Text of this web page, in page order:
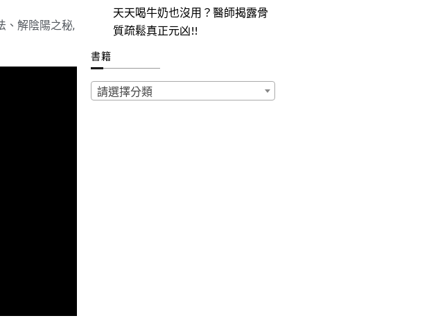
、解陰陽之秘,
天天喝牛奶也沒用？醫師揭露骨
質疏鬆真正元凶!!
書籍
請選擇分類